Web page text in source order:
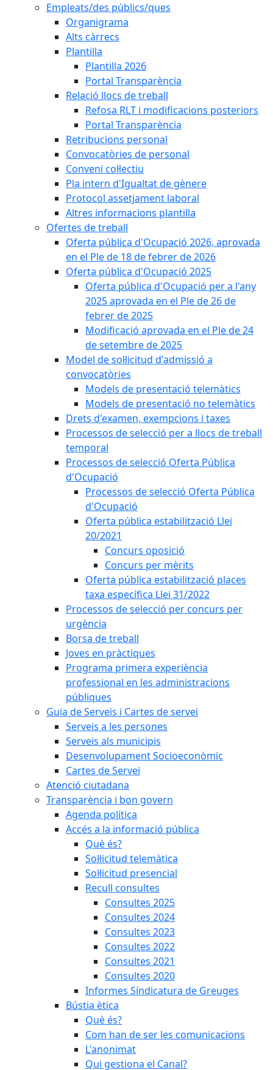
Empleats/des públics/ques
Organigrama
Alts càrrecs
Plantilla
Plantilla 2026
Portal Transparència
Relació llocs de treball
Refosa RLT i modificacions posteriors
Portal Transparència
Retribucions personal
Convocatòries de personal
Conveni col·lectiu
Pla intern d'Igualtat de gènere
Protocol assetjament laboral
Altres informacions plantilla
Ofertes de treball
Oferta pública d'Ocupació 2026, aprovada
en el Ple de 18 de febrer de 2026
Oferta pública d'Ocupació 2025
Oferta pública d'Ocupació per a l'any
2025 aprovada en el Ple de 26 de
febrer de 2025
Modificació aprovada en el Ple de 24
de setembre de 2025
Model de sol·licitud d'admissió a
convocatòries
Models de presentació telemàtics
Models de presentació no telemàtics
Drets d'examen, exempcions i taxes
Processos de selecció per a llocs de treball
temporal
Processos de selecció Oferta Pública
d'Ocupació
Processos de selecció Oferta Pública
d'Ocupació
Oferta pública estabilització Llei
20/2021
Concurs oposició
Concurs per mèrits
Oferta pública estabilització places
taxa específica Llei 31/2022
Processos de selecció per concurs per
urgència
Borsa de treball
Joves en pràctiques
Programa primera experiència
professional en les administracions
públiques
Guia de Serveis i Cartes de servei
Serveis a les persones
Serveis als municipis
Desenvolupament Socioeconòmic
Cartes de Servei
Atenció ciutadana
Transparència i bon govern
Agenda política
Accés a la informació pública
Què és?
Sol·licitud telemàtica
Sol·licitud presencial
Recull consultes
Consultes 2025
Consultes 2024
Consultes 2023
Consultes 2022
Consultes 2021
Consultes 2020
Informes Síndicatura de Greuges
Bústia ètica
Què és?
Com han de ser les comunicacions
L'anonimat
Qui gestiona el Canal?